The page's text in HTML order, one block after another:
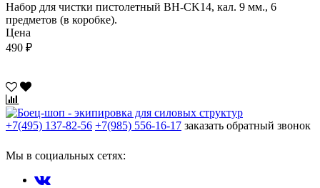
Набор для чистки пистолетный BH-CK14, кал. 9 мм., 6
предметов (в коробке).
Цена
490 ₽
+7(495) 137-82-56 +7(985) 556-16-17 заказать обратный звонок
Мы в социальных сетях: